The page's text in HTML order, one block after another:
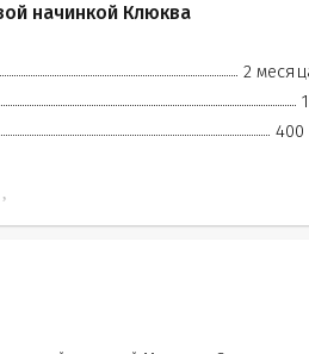
начинкой Клюква
2
400